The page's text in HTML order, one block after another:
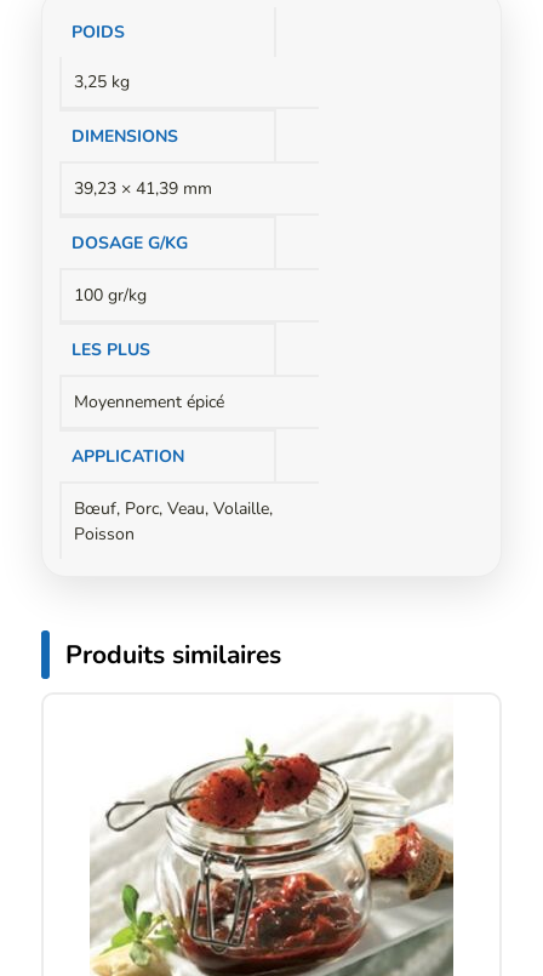
Informations
POIDS
3,25 kg
DIMENSIONS
39,23 × 41,39 mm
DOSAGE G/KG
100 gr/kg
LES PLUS
Moyennement épicé
APPLICATION
Bœuf, Porc, Veau, Volaille,
Poisson
Produits similaires